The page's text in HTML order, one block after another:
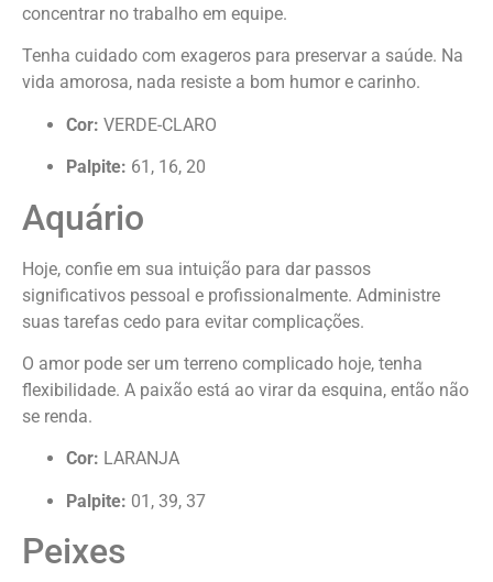
concentrar no trabalho em equipe.
Tenha cuidado com exageros para preservar a saúde. Na
vida amorosa, nada resiste a bom humor e carinho.
Cor: VERDE-CLARO
Palpite: 61, 16, 20
Aquário
Hoje, confie em sua intuição para dar passos
significativos pessoal e profissionalmente. Administre
suas tarefas cedo para evitar complicações.
O amor pode ser um terreno complicado hoje, tenha
flexibilidade. A paixão está ao virar da esquina, então não
se renda.
Cor: LARANJA
Palpite: 01, 39, 37
Peixes